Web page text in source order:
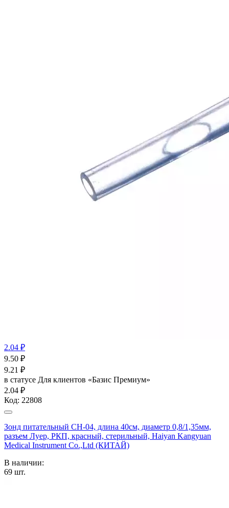
2.04 ₽
9.50 ₽
9.21 ₽
в статусе Для клиентов «Базис Премиум»
2.04 ₽
Код: 22808
Зонд питательный CH-04, длина 40см, диаметр 0,8/1,35мм,
разъем Луер, РКП, красный, стерильный, Haiyan Kangyuan
Medical Instrument Co.,Ltd (КИТАЙ)
В наличии:
69 шт.